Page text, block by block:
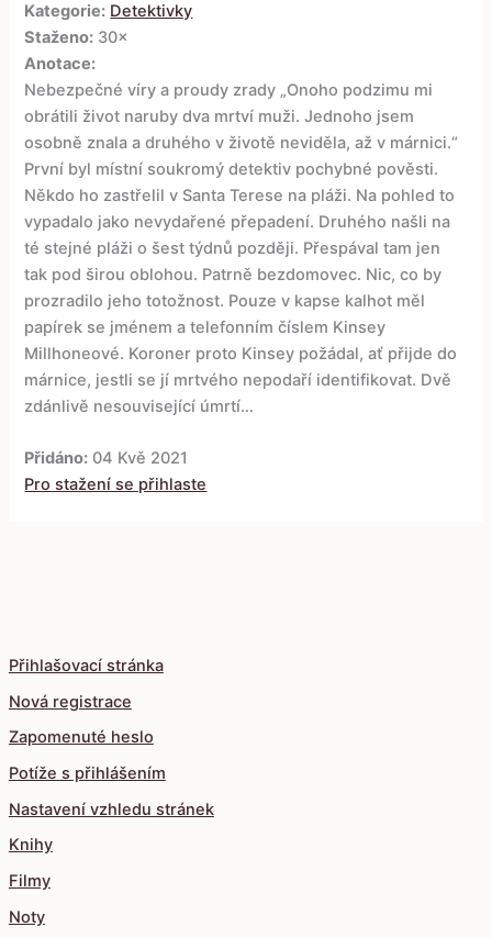
Přihlašovací stránka
Nová registrace
Zapomenuté heslo
Potíže s přihlášením
Nastavení vzhledu stránek
Knihy
Filmy
Noty
Kategorie: Detektivky
Staženo: 30×
Anotace:
Nebezpečné víry a proudy zrady „Onoho podzimu mi
obrátili život naruby dva mrtví muži. Jednoho jsem
osobně znala a druhého v životě neviděla, až v márnici.“
První byl místní soukromý detektiv pochybné pověsti.
Někdo ho zastřelil v Santa Terese na pláži. Na pohled to
vypadalo jako nevydařené přepadení. Druhého našli na
té stejné pláži o šest týdnů později. Přespával tam jen
tak pod širou oblohou. Patrně bezdomovec. Nic, co by
prozradilo jeho totožnost. Pouze v kapse kalhot měl
papírek se jménem a telefonním číslem Kinsey
Millhoneové. Koroner proto Kinsey požádal, ať přijde do
márnice, jestli se jí mrtvého nepodaří identifikovat. Dvě
zdánlivě nesouvisející úmrtí…
Přidáno: 04 Kvě 2021
Pro stažení se přihlaste